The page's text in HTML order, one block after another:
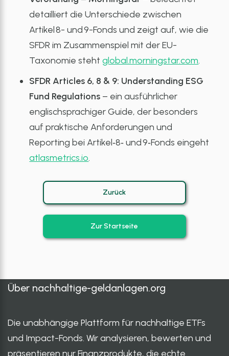
detailliert die Unterschiede zwischen
Artikel 8- und 9-Fonds und zeigt auf, wie die
SFDR im Zusammenspiel mit der EU-
Taxonomie stehtglobal.morningstar.com.
SFDR Articles 6, 8 & 9: Understanding ESG
Fund Regulations – ein ausführlicher
englischsprachiger Guide, der besonders
auf praktische Anforderungen und
Reporting bei Artikel‑8‑ und 9‑Fonds eingeht
atlasmetrics.io.
Zurück
Zur Startseite
Über nachhaltige-geldanlagen.org
Die unabhängige Plattform für nachhaltige ETFs
und Impact-Fonds. Wir analysieren, bewerten und
präsentieren nur Finanzprodukte, die echte